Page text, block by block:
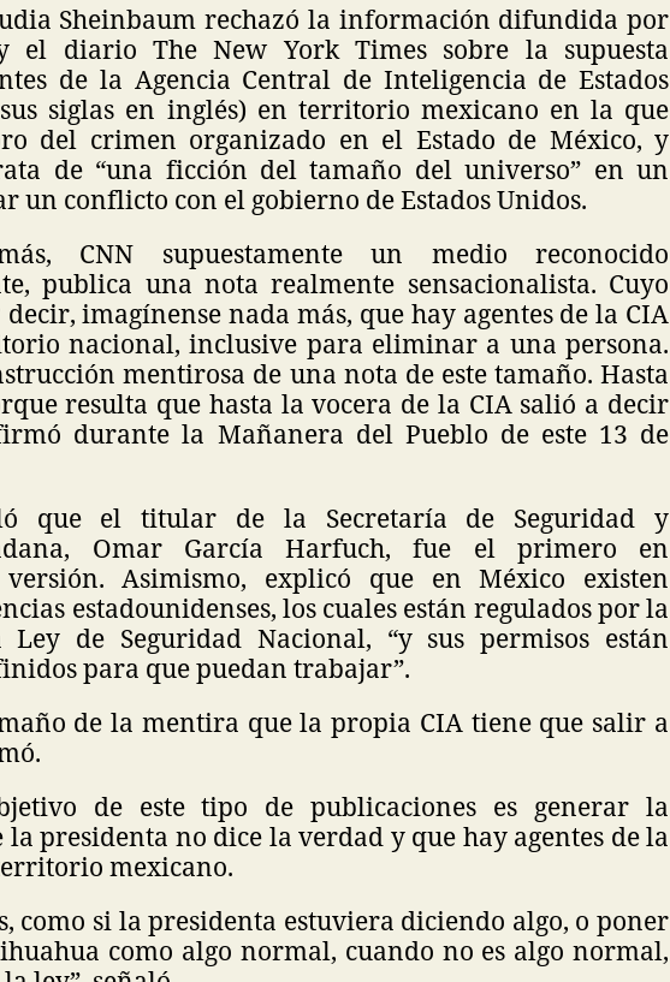
Sheinbaum rechazó la información difundida por
el diario The New York Times sobre la supuesta
de la Agencia Central de Inteligencia de Estados
siglas en inglés) en territorio mexicano en la que
del crimen organizado en el Estado de México, y
de “una ficción del tamaño del universo” en un
un conflicto con el gobierno de Estados Unidos.
CNN supuestamente un medio reconocido
publica una nota realmente sensacionalista. Cuyo
decir, imagínense nada más, que hay agentes de la CIA
nacional, inclusive para eliminar a una persona.
mentirosa de una nota de este tamaño. Hasta
resulta que hasta la vocera de la CIA salió a decir
durante la Mañanera del Pueblo de este 13 de
que el titular de la Secretaría de Seguridad y
Omar García Harfuch, fue el primero en
Asimismo, explicó que en México existen
estadounidenses, los cuales están regulados por la
de Seguridad Nacional, “y sus permisos están
para que puedan trabajar”.
de la mentira que la propia CIA tiene que salir a
de este tipo de publicaciones es generar la
presidenta no dice la verdad y que hay agentes de la
mexicano.
como si la presidenta estuviera diciendo algo, o poner
como algo normal, cuando no es algo normal,